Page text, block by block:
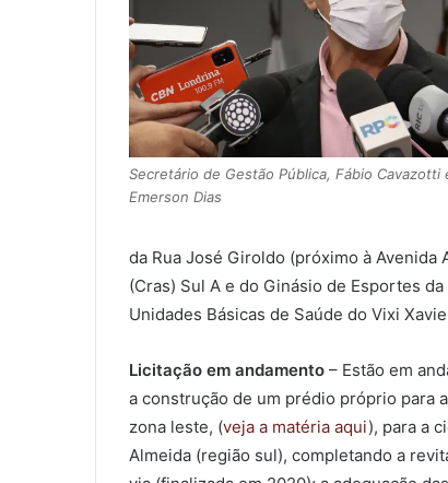
Secretário de Gestão Pública, Fábio Cavazotti
Emerson Dias
da Rua José Giroldo (próximo à Avenida
(Cras) Sul A e do Ginásio de Esportes
Unidades Básicas de Saúde do Vixi
Licitação em andamento – Estão em
a construção de um prédio próprio para
zona leste, (veja a matéria aqui), para a
Almeida (região sul), completando a